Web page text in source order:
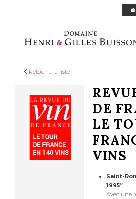
Retour à la liste
DE
LE
VINS
Saint-
1995”
Avec une